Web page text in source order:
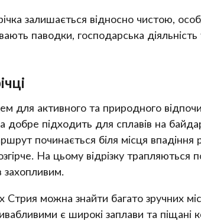
залишається відносно чистою,
паводки, господарська діяльність
для активного та природного
добре підходить для сплавів на
починається біля місця впадіння
На цьому відрізку трапляються
захопливим.
Стрия можна знайти багато зручних
є широкі заплави та піщані